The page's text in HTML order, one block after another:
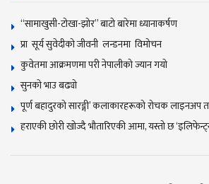
“सामाखुसी-टोखा-झोर” बाटो बारेमा ध्यानाकर्षण
प्रा सूर्य सुवेदीको जीवनी लन्डनमा विमोचन
कुवेतमा आक्रमणमा परी नेपालीको ज्यान गयाे
सुनकाे भाउ बढ्याे
पूर्ण बहादुरको सारङ्गी’ कलाकारहरूको रोचक लाइनअप
हराएकी छोरी खोज्दै भौतारिएकी आमा, यस्तो छ